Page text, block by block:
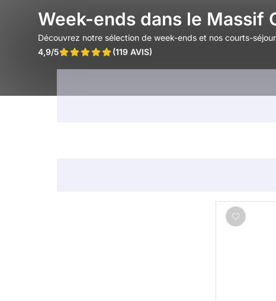
Week-ends dans le Massif
Découvrez notre sélection de week-ends et nos courts-
4,9/5
(119 AVIS)